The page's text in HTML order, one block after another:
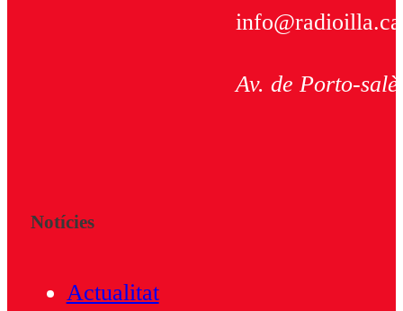
Av. de Porto-
Notícies
Actualitat